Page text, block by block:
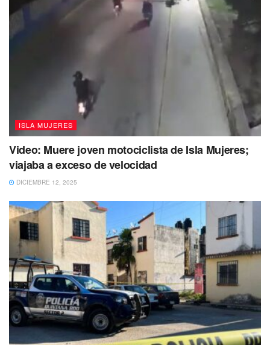
continúe en beneficio de los isleños.
En el año 2022, Isla Mujeres cerró con el primer lugar de
ocupación hotelera en el estado y desde hace cuatro
La ceremonia de inauguración de la 47 edición del
Tianguis Turístico de México 2023 que se realiza en la
Ciudad de México, se llevó a cabo el pasado domingo.
ISLA MUJERES
Video: Muere joven motociclista de Isla Mujeres;
viajaba a exceso de velocidad
DICIEMBRE 12, 2025